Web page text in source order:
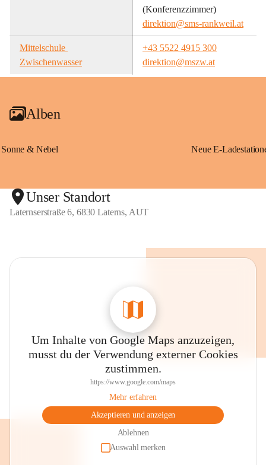
(Konferenzzimmer)
direktion@sms-rankweil.at
Mittelschule
Zwischenwasser
+43 5522 4915 300
direktion@mszw.at
Alben
Sonne & Nebel
Unser Standort
Laternserstraße 6, 6830 Laterns, AUT
Um Inhalte von Google Maps anzuzeigen,
musst du der Verwendung externer Cookies
zustimmen.
https://www.google.com/maps
Mehr erfahren
Akzeptieren und anzeigen
Ablehnen
Auswahl merken